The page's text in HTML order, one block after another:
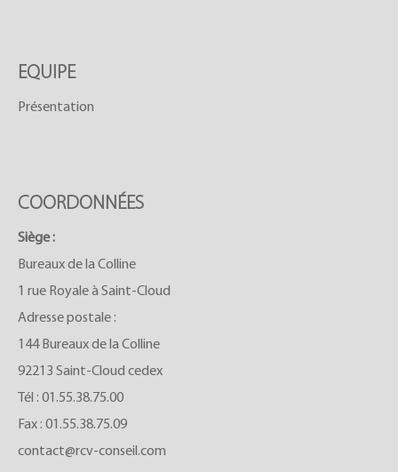
EQUIPE
Présentation
COORDONNÉES
Siège :
Bureaux de la Colline
1 rue Royale à Saint-Cloud
Adresse postale :
144 Bureaux de la Colline
92213 Saint-Cloud cedex
Tél : 01.55.38.75.00
Fax : 01.55.38.75.09
contact@rcv-conseil.com